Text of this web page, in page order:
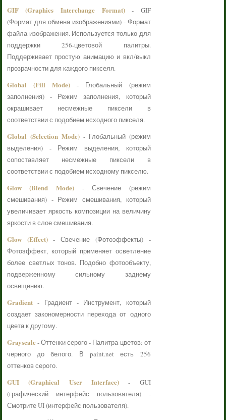
GIF (Graphics Interchange Format)- GIF
(Формат для обмена изображениями) - Формат
файла изображения. Используется только для
поддержки 256-цветовой палитры.
Поддерживает простую анимацию и вкл/выкл
прозрачности для каждого пикселя.
Global (Fill Mode) - Глобальный (режим
заполнения) - Режим заполнения, который
окрашивает несмежные пиксели в
соответствии с подобием исходного пикселя.
Global (Selection Mode)- Глобальный (режим
выделения) - Режим выделения, который
сопоставляет несмежные пиксели в
соответствии с подобием исходному пикселю.
Glow (Blend Mode)- Свечение (режим
смешивания) - Режим смешивания, который
увеличивает яркость композиции на величину
яркости в слое смешивания.
Glow (Effect)- Свечение (Фотоэффекты) -
Фотоэффект, который применяет осветление
более светлых тонов. Подобно фотообъекту,
подверженному сильному заднему
освещению.
Gradient- Градиент - Инструмент, который
создает закономерности перехода от одного
цвета к другому.
Grayscale- Оттенки серого - Палитра цветов: от
черного до белого. В paint.net есть 256
оттенков серого.
GUI (Graphical User Interface)- GUI
(графический интерфейс пользователя) -
Смотрите UI (интерфейс пользователя).